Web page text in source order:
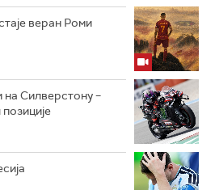
веран Роми
Силверстону –